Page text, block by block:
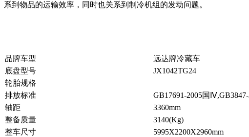
系到物品的运输效率，同时也关系到制冷机组的发动问题。
品牌车型
远达牌冷藏车
底盘型号
JX1042TG24
轮胎规格
排放标准
GB17691-2005国
轴距
3360mm
整备质量
3140(Kg)
整车尺寸
5995X2200X2960mm